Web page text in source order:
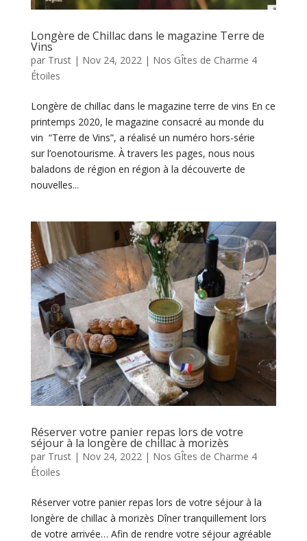
Longère de Chillac dans le magazine Terre de
Vins
par Trust| Nov 24, 2022| Nos GÎtes de Charme 4
Étoiles
Longère de chillac dans le magazine terre de vins En ce
printemps 2020, le magazine consacré au monde du
vin “Terre de Vins”, a réalisé un numéro hors-série
sur l’oenotourisme. À travers les pages, nous nous
baladons de région en région à la découverte de
nouvelles...
Réserver votre panier repas lors de votre
séjour à la longère de chillac à morizès
par Trust| Nov 24, 2022 | Nos GÎtes de Charme 4
Étoiles
Réserver votre panier repas lors de votre séjour à la
longère de chillac à morizès Dîner tranquillement lors
de votre arrivée… Afin de rendre votre séjour agréable